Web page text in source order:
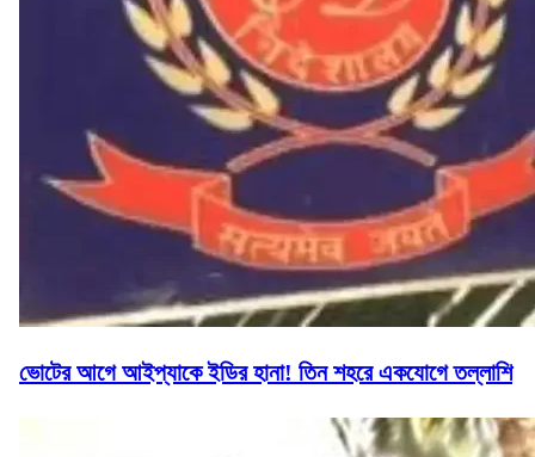
ভোটের আগে আইপ্যাকে ইডির হানা! তিন শহরে একযোগে তল্লাশি